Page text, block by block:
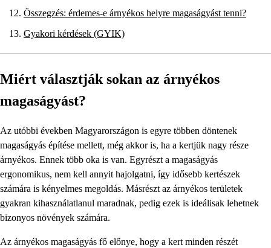
Összegzés: érdemes-e árnyékos helyre magaságyást tenni?
Gyakori kérdések (GYIK)
Miért választják sokan az árnyékos
magaságyást?
Az utóbbi években Magyarországon is egyre többen döntenek
magaságyás építése mellett, még akkor is, ha a kertjük nagy része
árnyékos. Ennek több oka is van. Egyrészt a magaságyás
ergonomikus, nem kell annyit hajolgatni, így idősebb kertészek
számára is kényelmes megoldás. Másrészt az árnyékos területek
gyakran kihasználatlanul maradnak, pedig ezek is ideálisak lehetnek
bizonyos növények számára.
Az árnyékos magaságyás fő előnye, hogy a kert minden részét